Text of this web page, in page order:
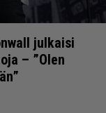
julkaisi
– ”Olen